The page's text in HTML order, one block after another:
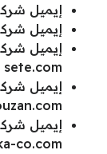
إيميل
إيميل
إيميل
sete.com
إيميل
إيميل
co.com